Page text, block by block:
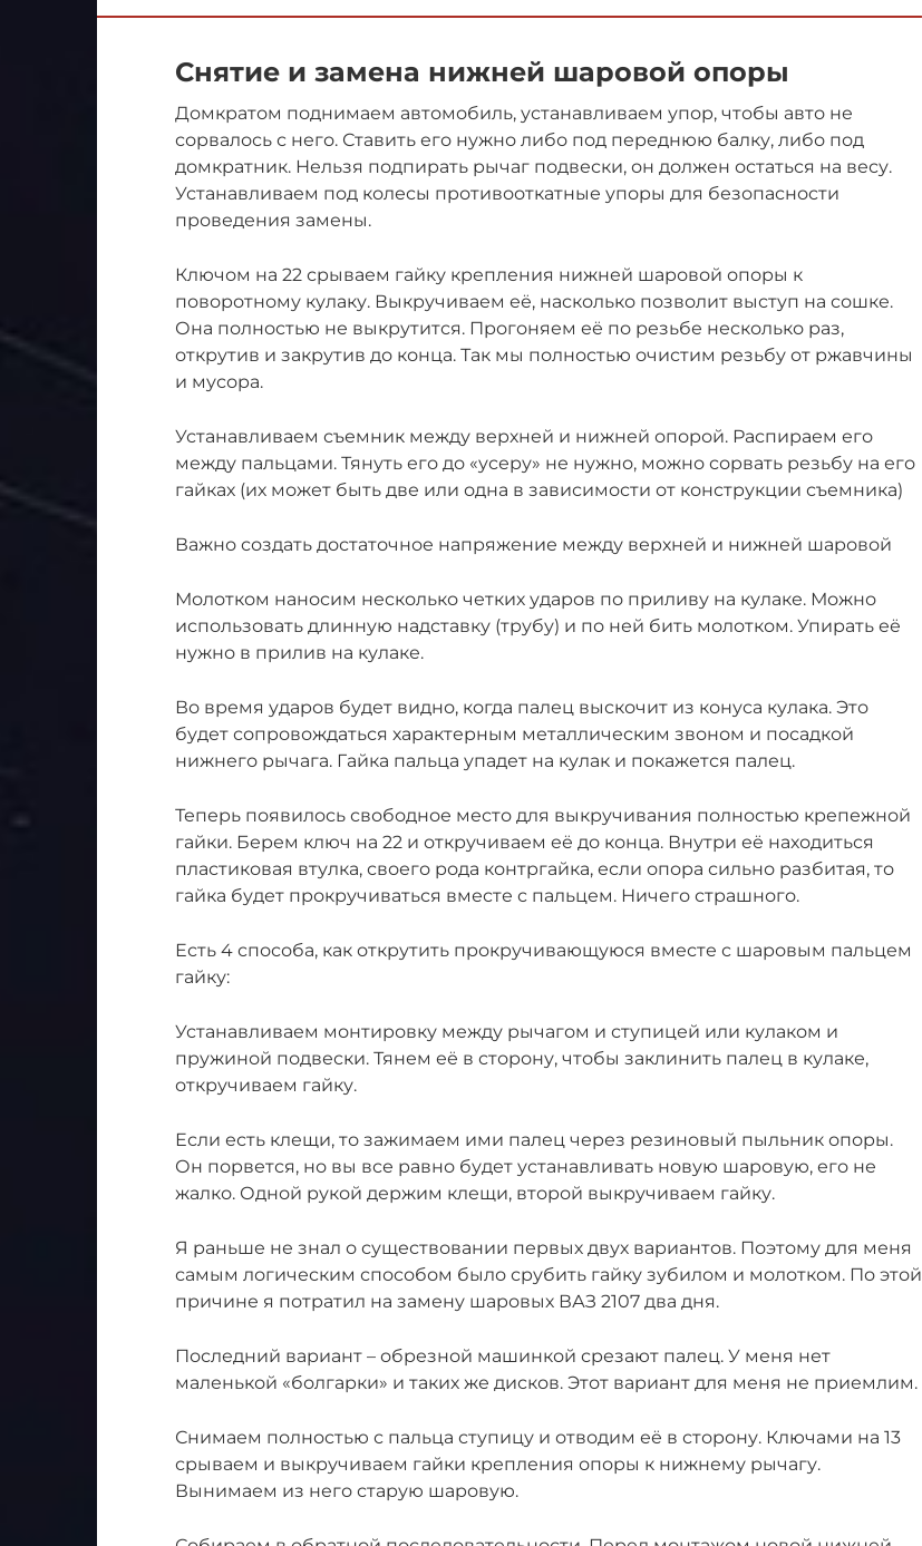
Снятие и замена нижней шаровой опоры
Домкратом поднимаем автомобиль, устанавливаем упор, чтобы авто не
сорвалось с него. Ставить его нужно либо под переднюю балку, либо под
домкратник. Нельзя подпирать рычаг подвески, он должен остаться на весу.
Устанавливаем под колесы противооткатные упоры для безопасности
проведения замены.
Ключом на 22 срываем гайку крепления нижней шаровой опоры к
поворотному кулаку. Выкручиваем её, насколько позволит выступ на сошке.
Она полностью не выкрутится. Прогоняем её по резьбе несколько раз,
открутив и закрутив до конца. Так мы полностью очистим резьбу от ржавчины
и мусора.
Устанавливаем съемник между верхней и нижней опорой. Распираем его
между пальцами. Тянуть его до «усеру» не нужно, можно сорвать резьбу на его
гайках (их может быть две или одна в зависимости от конструкции съемника)
Важно создать достаточное напряжение между верхней и нижней шаровой
Молотком наносим несколько четких ударов по приливу на кулаке. Можно
использовать длинную надставку (трубу) и по ней бить молотком. Упирать её
нужно в прилив на кулаке.
Во время ударов будет видно, когда палец выскочит из конуса кулака. Это
будет сопровождаться характерным металлическим звоном и посадкой
нижнего рычага. Гайка пальца упадет на кулак и покажется палец.
Теперь появилось свободное место для выкручивания полностью крепежной
гайки. Берем ключ на 22 и откручиваем её до конца. Внутри её находиться
пластиковая втулка, своего рода контргайка, если опора сильно разбитая, то
гайка будет прокручиваться вместе с пальцем. Ничего страшного.
Есть 4 способа, как открутить прокручивающуюся вместе с шаровым пальцем
гайку:
Устанавливаем монтировку между рычагом и ступицей или кулаком и
пружиной подвески. Тянем её в сторону, чтобы заклинить палец в кулаке,
откручиваем гайку.
Если есть клещи, то зажимаем ими палец через резиновый пыльник опоры.
Он порвется, но вы все равно будет устанавливать новую шаровую, его не
жалко. Одной рукой держим клещи, второй выкручиваем гайку.
Я раньше не знал о существовании первых двух вариантов. Поэтому для меня
самым логическим способом было срубить гайку зубилом и молотком. По этой
причине я потратил на замену шаровых ВАЗ 2107 два дня.
Последний вариант – обрезной машинкой срезают палец. У меня нет
маленькой «болгарки» и таких же дисков. Этот вариант для меня не приемлим.
Снимаем полностью с пальца ступицу и отводим её в сторону. Ключами на 13
срываем и выкручиваем гайки крепления опоры к нижнему рычагу.
Вынимаем из него старую шаровую.